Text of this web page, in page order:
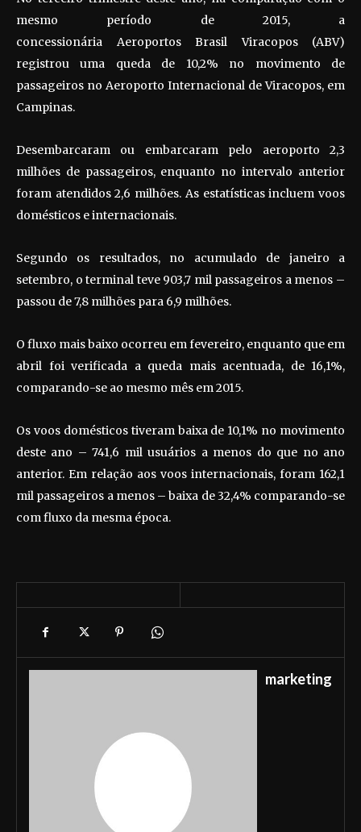
mesmo período de 2015, a
concessionária Aeroportos Brasil Viracopos (ABV)
registrou uma queda de 10,2% no movimento de
passageiros no Aeroporto Internacional de Viracopos, em
Campinas.
Desembarcaram ou embarcaram pelo aeroporto 2,3
milhões de passageiros, enquanto no intervalo anterior
foram atendidos 2,6 milhões. As estatísticas incluem voos
domésticos e internacionais.
Segundo os resultados, no acumulado de janeiro a
setembro, o terminal teve 903,7 mil passageiros a menos –
passou de 7,8 milhões para 6,9 milhões.
O fluxo mais baixo ocorreu em fevereiro, enquanto que em
abril foi verificada a queda mais acentuada, de 16,1%,
comparando-se ao mesmo mês em 2015.
Os voos domésticos tiveram baixa de 10,1% no movimento
deste ano – 741,6 mil usuários a menos do que no ano
anterior. Em relação aos voos internacionais, foram 162,1
mil passageiros a menos – baixa de 32,4% comparando-se
com fluxo da mesma época.
marketing